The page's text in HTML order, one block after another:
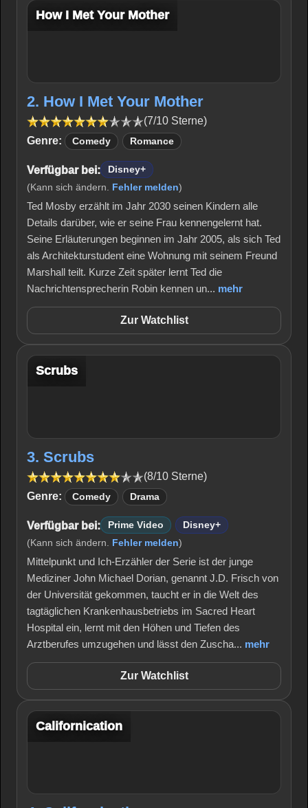
How I Met Your Mother
2. How I Met Your Mother
(7/10 Sterne)
Genre:
Comedy Romance
Verfügbar bei:
Disney+
(Kann sich ändern. Fehler melden)
Ted Mosby erzählt im Jahr 2030 seinen Kindern alle
Details darüber, wie er seine Frau kennengelernt hat.
Seine Erläuterungen beginnen im Jahr 2005, als sich Ted
als Architekturstudent eine Wohnung mit seinem Freund
Marshall teilt. Kurze Zeit später lernt Ted die
Nachrichtensprecherin Robin kennen un... mehr
Zur Watchlist
Scrubs
3. Scrubs
(8/10 Sterne)
Genre:
Comedy Drama
Verfügbar bei: Prime Video
Disney+
(Kann sich ändern. Fehler melden)
Mittelpunkt und Ich-Erzähler der Serie ist der junge
Mediziner John Michael Dorian, genannt J.D. Frisch von
der Universität gekommen, taucht er in die Welt des
tagtäglichen Krankenhausbetriebs im Sacred Heart
Hospital ein, lernt mit den Höhen und Tiefen des
Arztberufes umzugehen und lässt den Zuscha... mehr
Zur Watchlist
Californication